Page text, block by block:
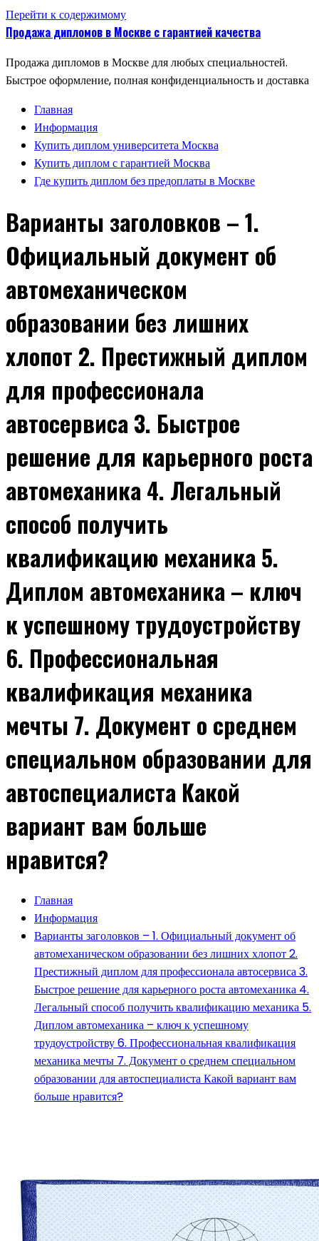
Перейти к содержимому
Продажа дипломов в Москве с гарантией качества
Продажа дипломов в Москве для любых специальностей.
Быстрое оформление, полная конфиденциальность и доставка
Главная
Информация
Купить диплом университета Москва
Купить диплом с гарантией Москва
Где купить диплом без предоплаты в Москве
Варианты заголовков – 1.
Официальный документ об
автомеханическом
образовании без лишних
хлопот 2. Престижный диплом
для профессионала
автосервиса 3. Быстрое
решение для карьерного роста
автомеханика 4. Легальный
способ получить
квалификацию механика 5.
Диплом автомеханика – ключ
к успешному трудоустройству
6. Профессиональная
квалификация механика
мечты 7. Документ о среднем
специальном образовании для
автоспециалиста Какой
вариант вам больше
нравится?
Главная
Информация
Варианты заголовков – 1. Официальный документ об
автомеханическом образовании без лишних хлопот 2.
Престижный диплом для профессионала автосервиса 3.
Быстрое решение для карьерного роста автомеханика 4.
Легальный способ получить квалификацию механика 5.
Диплом автомеханика – ключ к успешному
трудоустройству 6. Профессиональная квалификация
механика мечты 7. Документ о среднем специальном
образовании для автоспециалиста Какой вариант вам
больше нравится?